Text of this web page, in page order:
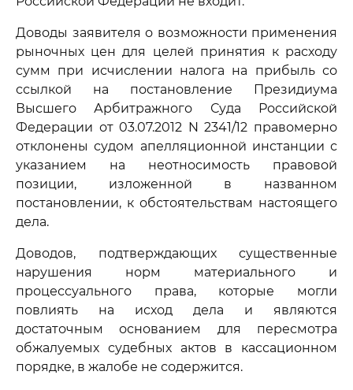
Доводы заявителя о возможности применения
рыночных цен для целей принятия к расходу
сумм при исчислении налога на прибыль со
ссылкой на постановление Президиума
Высшего Арбитражного Суда Российской
Федерации от 03.07.2012 N 2341/12 правомерно
отклонены судом апелляционной инстанции с
указанием на неотносимость правовой
позиции, изложенной в названном
постановлении, к обстоятельствам настоящего
дела.
Доводов, подтверждающих существенные
нарушения норм материального и
процессуального права, которые могли
повлиять на исход дела и являются
достаточным основанием для пересмотра
обжалуемых судебных актов в кассационном
порядке, в жалобе не содержится.